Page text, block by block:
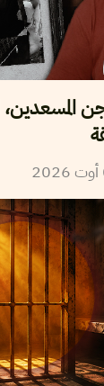
المسعدين،
أوت2026